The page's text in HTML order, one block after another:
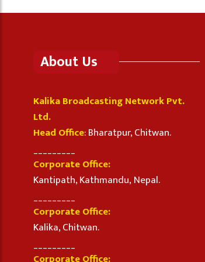
About Us
Kalika Broadcasting Network Pvt.
Ltd.
Head Office: Bharatpur, Chitwan.
Corporate Office:
Kantipath, Kathmandu, Nepal.
Corporate Office:
Kalika, Chitwan.